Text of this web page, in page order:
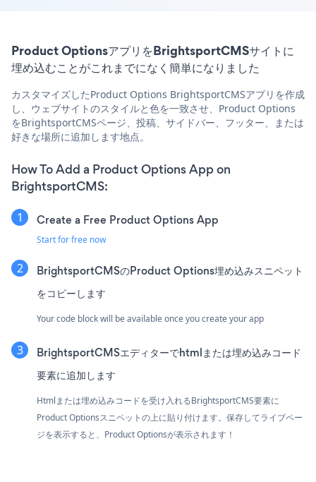
Product OptionsアプリをBrightsportCMSサイトに
埋め込むことがこれまでになく簡単になりました
カスタマイズしたProduct Options BrightsportCMSアプリを作成
し、ウェブサイトのスタイルと色を一致させ、Product Options
をBrightsportCMSページ、投稿、サイドバー、フッター、または
好きな場所に追加します地点。
How To Add a Product Options App on
BrightsportCMS:
Create a Free Product Options App
Start for free now
BrightsportCMSのProduct Options埋め込みスニペット
をコピーします
Your code block will be available once you create your app
BrightsportCMSエディターでhtmlまたは埋め込みコード
要素に追加します
Htmlまたは埋め込みコードを受け入れるBrightsportCMS要素に
Product Optionsスニペットの上に貼り付けます。保存してライブペー
ジを表示すると、Product Optionsが表示されます！